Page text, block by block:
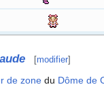
[modifier]
de zone du Dôme de